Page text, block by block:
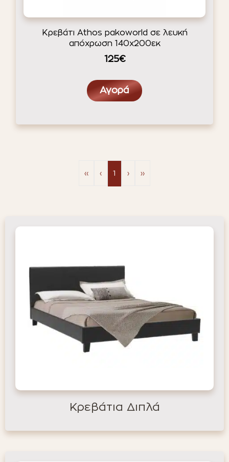
ΦΟΙΤΗΤΙΚΑ ΠΑΚΕΤΑ
ΦΩΤΙΣΜΌΣ
Κρεβάτι Athos pakoworld σε λευκή
απόχρωση 140x200εκ
125€
Αγορά
‹‹ ‹ 1 › ››
Κρεβάτια Διπλά